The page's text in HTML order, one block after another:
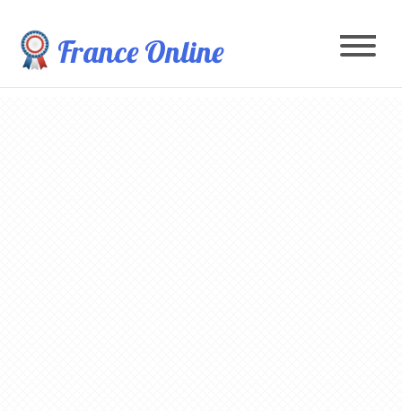
France Online